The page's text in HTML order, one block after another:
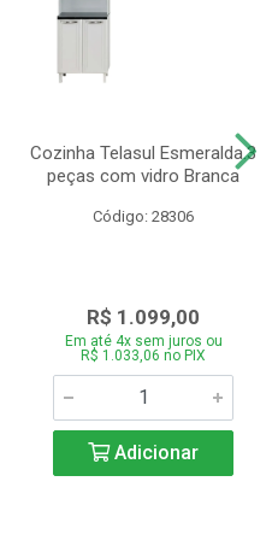
Cozinha Telasul Esmeralda.3
peças com vidro Branca
Código: 28306
R$ 1.099,00
Em até 4x sem juros ou
R$ 1.033,06 no PIX
Adicionar